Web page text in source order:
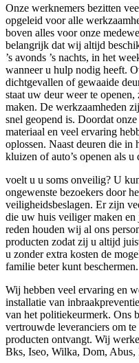
Onze werknemers bezitten
opgeleid voor alle
boven alles voor onze
belangrijk dat wij altijd
’s avonds ’s nachts, in het
wanneer u hulp nodig heeft.
dichtgevallen of gewaaide
staat uw deur weer te openen,
maken. De werkzaamheden
snel geopend is. Doordat
materiaal en veel ervaring
oplossen. Naast deuren die
kluizen of auto’s openen als u
voelt u u soms onveilig? U
ongewenste bezoekers door
veiligheidsbeslagen. Er zijn
die uw huis veiliger maken
reden houden wij al ons
producten zodat zij u altijd
u zonder extra kosten de
familie beter kunt beschermen.
Wij hebben veel ervaring en
installatie van
van het politiekeurmerk. Ons
vertrouwde leveranciers om
producten ontvangt. Wij
Bks, Iseo, Wilka, Dom, Abus,